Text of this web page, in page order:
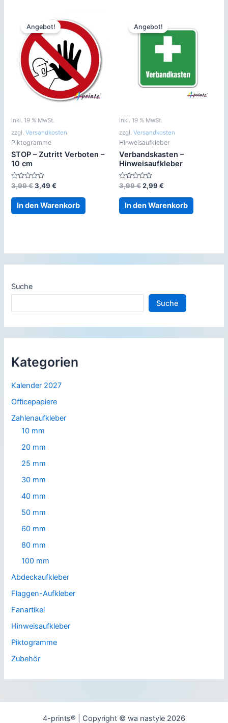
Angebot!
inkl. 19 % MwSt.
zzgl.Versandkosten
Piktogramme
STOP – Zutritt Verboten –
10 cm
Bewertet
mit
0
von
3,99€Ursprünglicher
war:
3,49€
ist:
3,49 €.
In den Warenkorb
Angebot!
inkl. 19 % MwSt.
zzgl. Versandkosten
Hinweisaufkleber
Verbandskasten –
Hinweisaufkleber
Bewertet
mit
0
von
3,99€Ursprünglicher
war:
2,99 €
ist:
2,99 €.
In den Warenkorb
Suche
Suche
Kategorien
Kalender 2027
Officepapiere
Zahlenaufkleber
10 mm
20 mm
25 mm
30 mm
40 mm
50 mm
60 mm
80 mm
100 mm
Abdeckaufkleber
Flaggen-Aufkleber
Fanartikel
Hinweisaufkleber
Piktogramme
Zubehör
4-prints® | Copyright © wa nastyle 2026